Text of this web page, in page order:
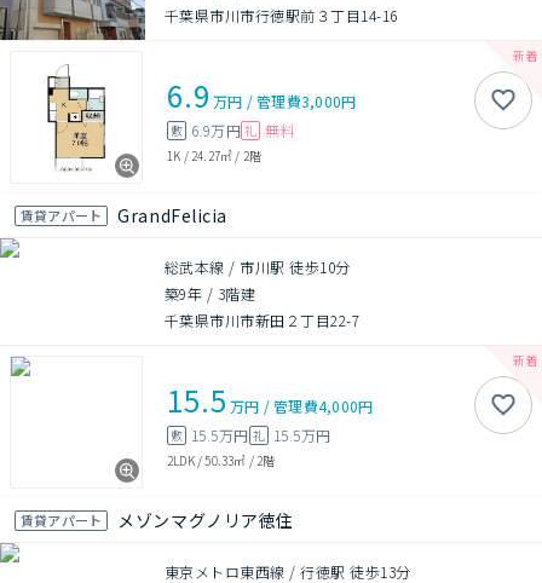
千葉県市川市行徳駅前３丁目14-16
6.9 万円 /管理費3,000円
敷 6.9万円 礼 無料
1K / 24.27㎡ / 2階
賃貸アパート GrandFelicia
総武本線 / 市川駅 徒歩10分
築9年 / 3階建
千葉県市川市新田２丁目22-7
15.5 万円 /管理費4,000円
敷 15.5万円 礼 15.5万円
2LDK/50.33㎡ / 2階
賃貸アパート メゾンマグノリア徳住
東京メトロ東西線 / 行徳駅 徒歩13分